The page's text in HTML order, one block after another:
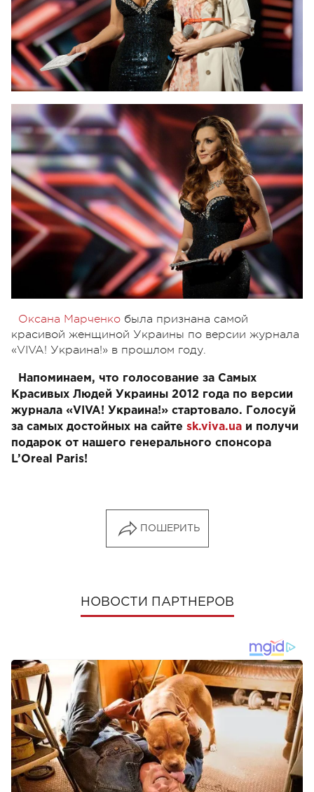
Оксана Марченко была признана самой
красивой женщиной Украины по версии журнала
«VIVA! Украина!» в прошлом году.
Напоминаем, что голосование за Самых
Красивых Людей Украины 2012 года по версии
журнала «VIVA! Украина!» стартовало. Голосуй
за самых достойных на сайте sk.viva.ua и получи
подарок от нашего генерального спонсора
L’Oreal Paris!
ПОШЕРИТЬ
НОВОСТИ ПАРТНЕРОВ